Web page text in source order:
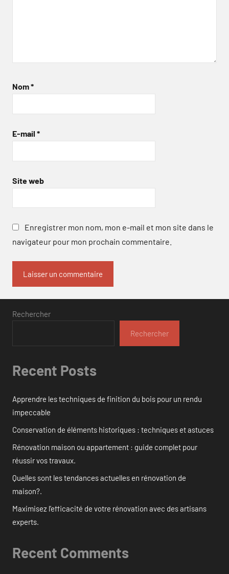
Nom*
E-mail *
Site web
Enregistrer mon nom, mon e-mail et mon site dans le
navigateur pour mon prochain commentaire.
Rechercher
Rechercher
Recent Posts
Apprendre les techniques de finition du bois pour un rendu
impeccable
Conservation de éléments historiques : techniques et astuces
Rénovation maison ou appartement : guide complet pour
réussir vos travaux.
Quelles sont les tendances actuelles en rénovation de
maison?.
Maximisez l’efficacité de votre rénovation avec des artisans
experts.
Recent Comments